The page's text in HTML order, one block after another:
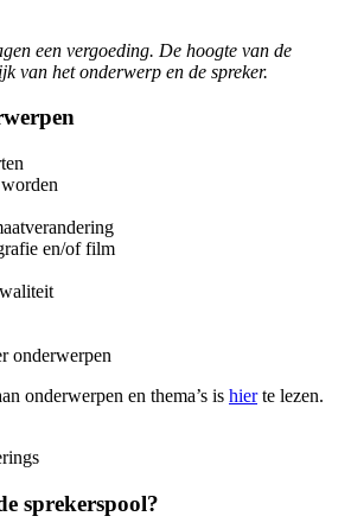
een vergoeding. De hoogte van de
van het onderwerp en de spreker.
en/of film
onderwerpen
onderwerpen en thema’s is hierte lezen.
sprekerspool?